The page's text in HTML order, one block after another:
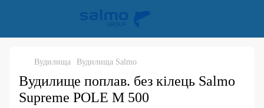
Вудилища Вудилища Salmo
Вудилище поплав. без кілець Salmo
Supreme POLE M 500